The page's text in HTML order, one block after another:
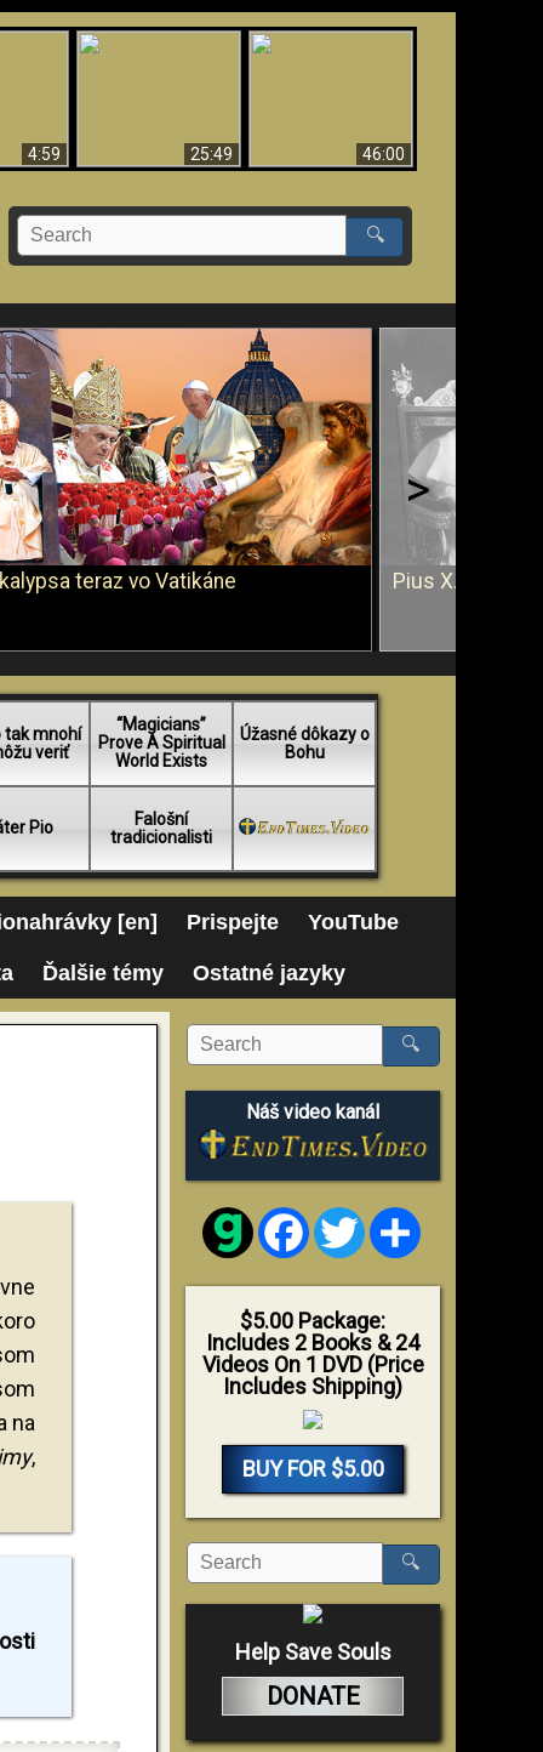
4:59
25:49 46:00
🔍
teraz vo Vatikáne Pius X. vs. Ján
>
tak mnohí
veriť
“Magicians”
Prove A Spiritual
World Exists
Úžasné dôkazy o
Bohu
Pio
Falošní
tradicionalisti
[en] Prispejte YouTube
Ďalšie témy Ostatné jazyky
na
,
🔍
Náš video kanál
FacebookTwitter
$5.00 Package:
Includes 2 Books & 24
Videos On 1 DVD (Price
Includes Shipping)
BUY FOR $5.00
🔍
Help Save Souls
DONATE